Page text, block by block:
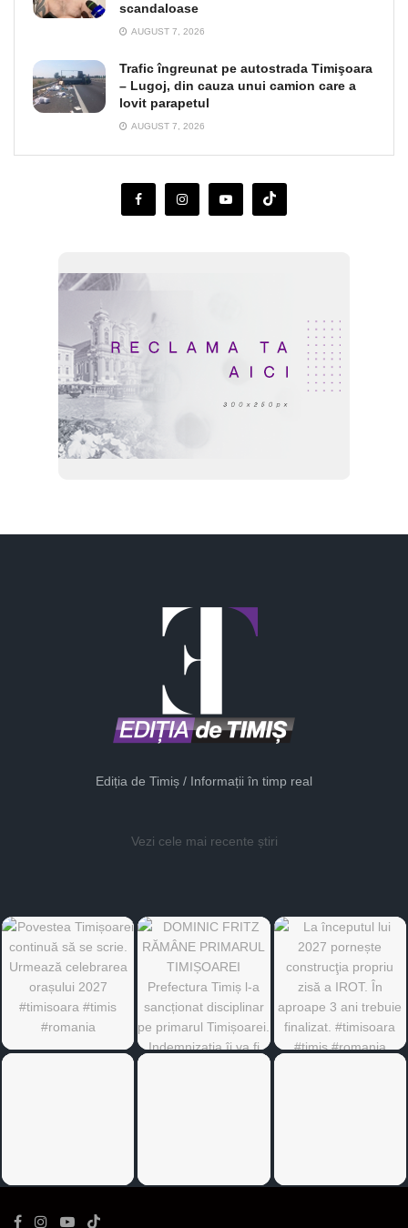
scandaloase
AUGUST 7, 2026
Trafic îngreunat pe autostrada Timişoara
– Lugoj, din cauza unui camion care a
lovit parapetul
AUGUST 7, 2026
Ediția de Timiș / Informații în timp real
Vezi cele mai recente știri